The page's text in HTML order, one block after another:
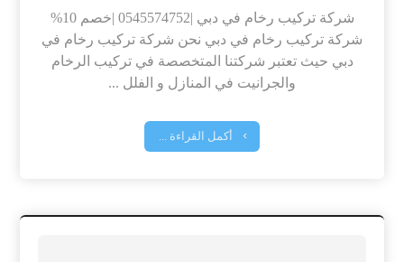
شركة تركيب رخام في دبي |0545574752 |خصم 10%
شركة تركيب رخام في دبي نحن شركة تركيب رخام في
دبي حيث تعتبر شركتنا المتخصصة في تركيب الرخام
والجرانيت في المنازل و الفلل ...
أكمل القراءة ...